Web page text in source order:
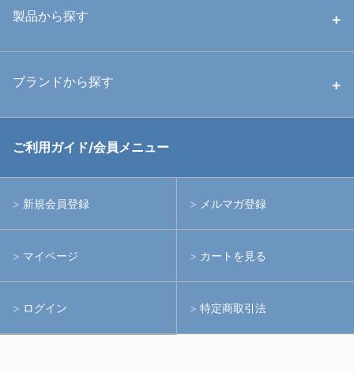
中古ハウジング
中古アームシステム
製品から探す
ハウジング
ライト
アームシステム
アクションカメラ(GoPro等)
水中用品
ブランドから探す
RGBlue
イノン
ご利用ガイド/会員メニュー
新規会員登録 メルマガ登録
マイページ カートを見る
ログイン 特定商取引法